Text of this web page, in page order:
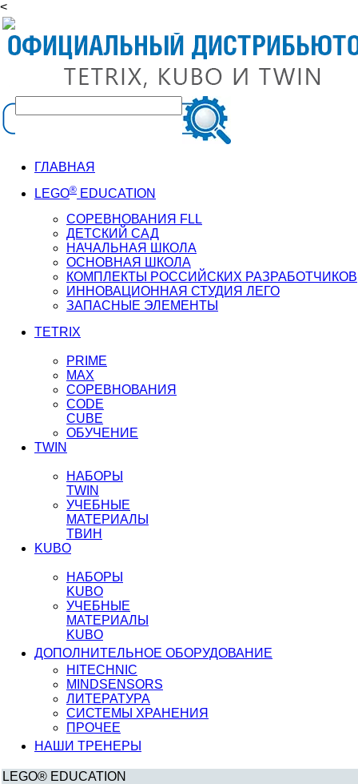
<
ГЛАВНАЯ
LEGO® EDUCATION
СОРЕВНОВАНИЯ FLL
ДЕТСКИЙ САД
НАЧАЛЬНАЯ ШКОЛА
ОСНОВНАЯ ШКОЛА
КОМПЛЕКТЫ РОССИЙСКИХ РАЗРАБОТЧИКОВ
ИННОВАЦИОННАЯ СТУДИЯ ЛЕГО
ЗАПАСНЫЕ ЭЛЕМЕНТЫ
TETRIX
PRIME
MAX
СОРЕВНОВАНИЯ
CODE
CUBE
ОБУЧЕНИЕ
TWIN
НАБОРЫ
TWIN
УЧЕБНЫЕ
МАТЕРИАЛЫ
ТВИН
KUBO
НАБОРЫ
KUBO
УЧЕБНЫЕ
МАТЕРИАЛЫ
KUBO
ДОПОЛНИТЕЛЬНОЕ ОБОРУДОВАНИЕ
HITECHNIC
MINDSENSORS
ЛИТЕРАТУРА
СИСТЕМЫ ХРАНЕНИЯ
ПРОЧЕЕ
НАШИ ТРЕНЕРЫ
LEGO® EDUCATION